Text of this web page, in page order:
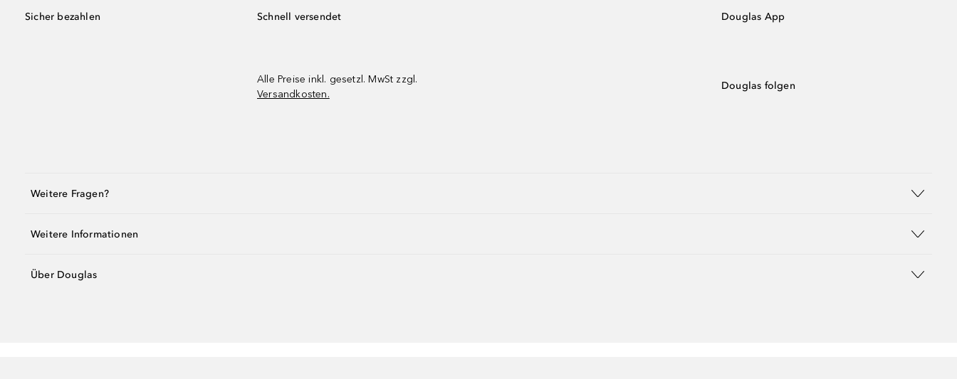
Sicher bezahlen Schnell versendet
Alle Preise inkl. gesetzl. MwSt zzgl.
Versandkosten.
Douglas App
Douglas folgen
Weitere Fragen?
Weitere Informationen
Über Douglas